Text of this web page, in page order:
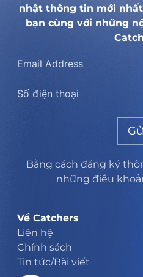
nhật thông tin mới
bạn cùng với những
Bằng cách đăng ký
những điều
Về Catchers
Liên hệ
Chính sách
Tin tức/Bài viết